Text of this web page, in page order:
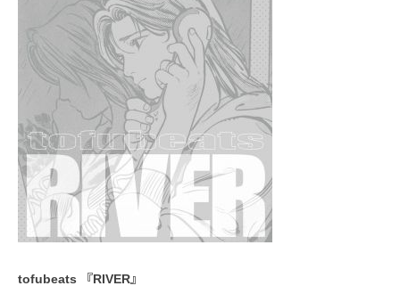
tofubeats 『RIVER』